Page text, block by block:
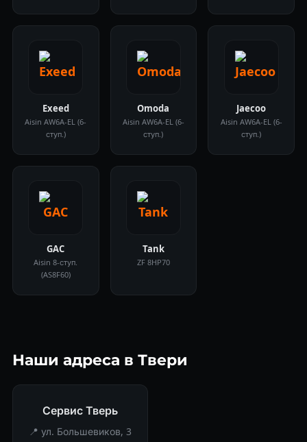
Exeed
Aisin AW6A-EL (6-
ступ.)
Omoda
Aisin AW6A-EL (6-
ступ.)
Jaecoo
Aisin AW6A-EL (6-
ступ.)
GAC
Aisin 8-ступ.
(AS8F60)
Tank
ZF 8HP70
Наши адреса в Твери
Сервис Тверь
📍 ул. Большевиков, 3